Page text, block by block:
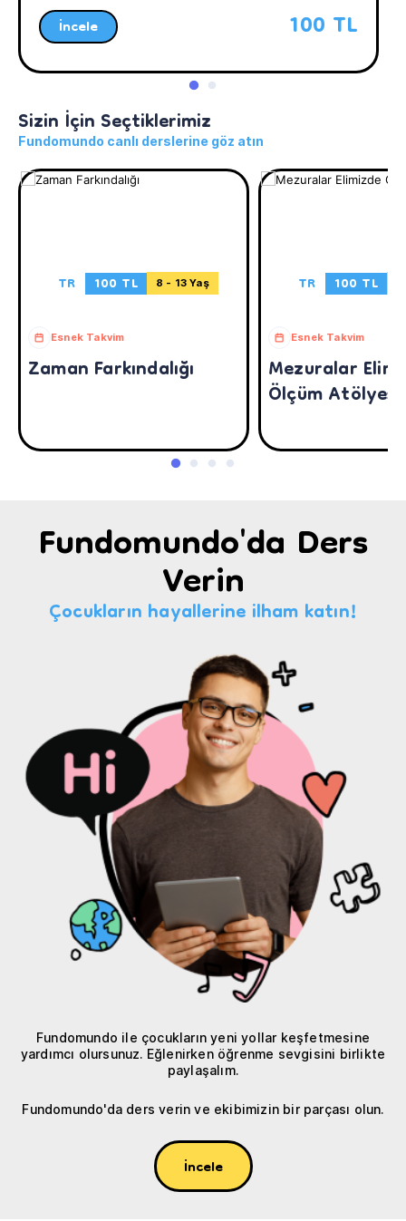
İncele 100 TL
Sizin İçin Seçtiklerimiz
Fundomundo canlı derslerine göz atın
TR 100 TL 8 - 13 Yaş
Esnek Takvim
Zaman Farkındalığı
TR 100 TL
Esnek Takvim
Mezuralar
Ölçüm Atölyesi
Fundomundo'da Ders
Verin
Çocukların hayallerine ilham katın!
Fundomundo ile çocukların yeni yollar keşfetmesine
yardımcı olursunuz. Eğlenirken öğrenme sevgisini birlikte
paylaşalım.
Fundomundo'da ders verin ve ekibimizin bir parçası olun.
İncele